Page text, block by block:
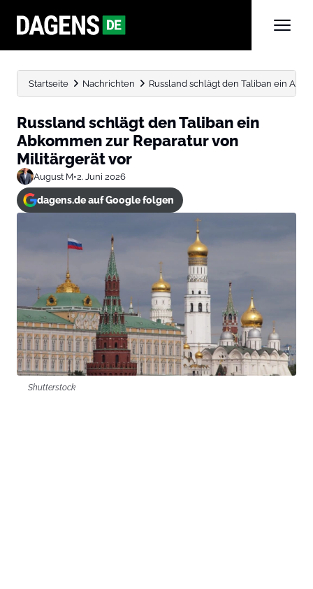
Startseite Nachrichten Russland schlägt den Taliban ein
Russland schlägt den Taliban ein
Abkommen zur Reparatur von
Militärgerät vor
August M•2. Juni 2026
dagens.de auf Google folgen
Shutterstock